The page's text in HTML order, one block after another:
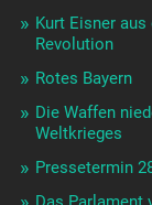
Kurt Eisner
Revolution
Rotes Bayern
Die Waffen
Weltkrieges
Pressetermin